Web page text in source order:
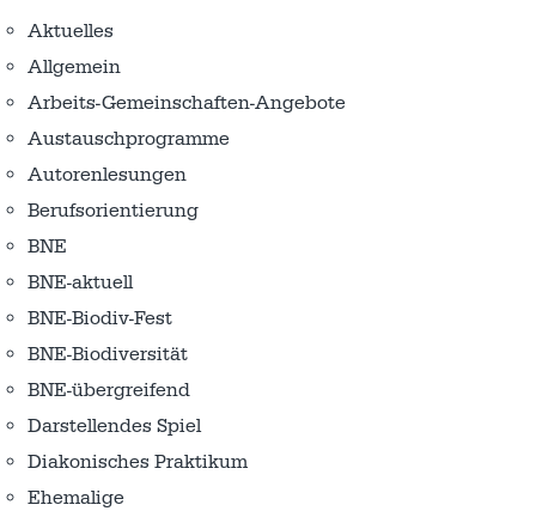
Aktuelles
Allgemein
Arbeits-Gemeinschaften-Angebote
Austausch­programme
Autorenlesungen
Berufsorientierung
BNE
BNE-aktuell
BNE-Biodiv-Fest
BNE-Biodiversität
BNE-übergreifend
Darstellendes Spiel
Diakonisches Praktikum
Ehemalige